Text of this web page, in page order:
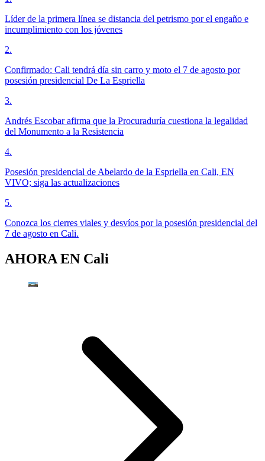
Líder de la primera línea se distancia del petrismo por el engaño e
incumplimiento con los jóvenes
2.
Confirmado: Cali tendrá día sin carro y moto el 7 de agosto por
posesión presidencial De La Espriella
3.
Andrés Escobar afirma que la Procuraduría cuestiona la legalidad
del Monumento a la Resistencia
4.
Posesión presidencial de Abelardo de la Espriella en Cali, EN
VIVO; siga las actualizaciones
5.
Conozca los cierres viales y desvíos por la posesión presidencial del
7 de agosto en Cali.
AHORA EN Cali